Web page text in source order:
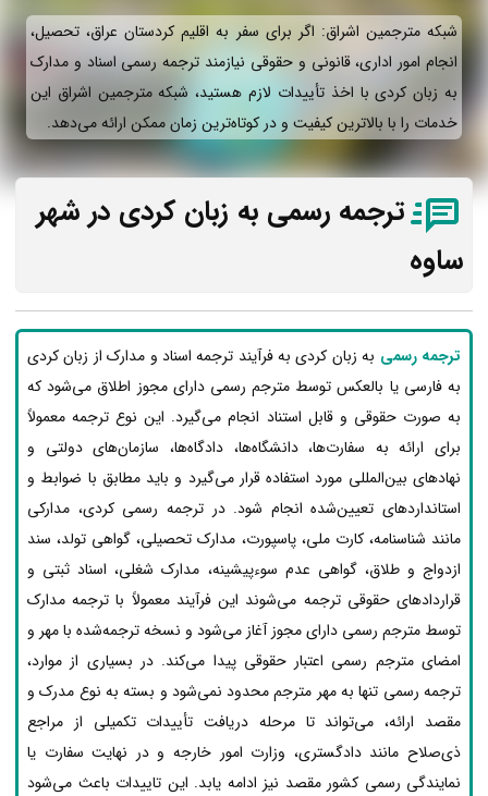
شبکه مترجمین اشراق: اگر برای سفر به اقلیم کردستان عراق، تحصیل،
انجام امور اداری، قانونی و حقوقی نیازمند ترجمه رسمی اسناد و مدارک
به زبان کردی با اخذ تأییدات لازم هستید، شبکه مترجمین اشراق این
خدمات را با بالاترین کیفیت و در کوتاه‌ترین زمان ممکن ارائه می‌دهد.
ترجمه رسمی به زبان کردی در شهر
ساوه
ترجمه رسمی به زبان کردی به فرآیند ترجمه اسناد و مدارک از زبان کردی
به فارسی یا بالعکس توسط مترجم رسمی دارای مجوز اطلاق می‌شود که
به صورت حقوقی و قابل استناد انجام می‌گیرد. این نوع ترجمه معمولاً
برای ارائه به سفارت‌ها، دانشگاه‌ها، دادگاه‌ها، سازمان‌های دولتی و
نهادهای بین‌المللی مورد استفاده قرار می‌گیرد و باید مطابق با ضوابط و
استانداردهای تعیین‌شده انجام شود. در ترجمه رسمی کردی، مدارکی
مانند شناسنامه، کارت ملی، پاسپورت، مدارک تحصیلی، گواهی تولد، سند
ازدواج و طلاق، گواهی عدم سوءپیشینه، مدارک شغلی، اسناد ثبتی و
قراردادهای حقوقی ترجمه می‌شوند این فرآیند معمولاً با ترجمه مدارک
توسط مترجم رسمی دارای مجوز آغاز می‌شود و نسخه ترجمه‌شده با مهر و
امضای مترجم رسمی اعتبار حقوقی پیدا می‌کند. در بسیاری از موارد،
ترجمه رسمی تنها به مهر مترجم محدود نمی‌شود و بسته به نوع مدرک و
مقصد ارائه، می‌تواند تا مرحله دریافت تأییدات تکمیلی از مراجع
ذی‌صلاح مانند دادگستری، وزارت امور خارجه و در نهایت سفارت یا
نمایندگی رسمی کشور مقصد نیز ادامه یابد. این تاییدات باعث می‌شود